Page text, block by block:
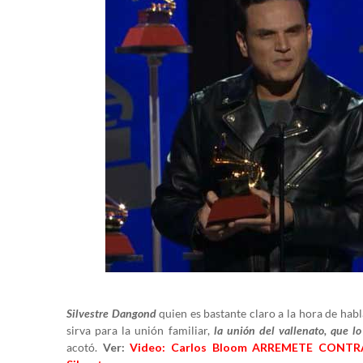
Silvestre Dangond quien es bastante claro a la hora de
sirva para la unión familiar, la unión del vallenato, que lo
acotó. Ver:Video: Carlos Bloom ARREMETE